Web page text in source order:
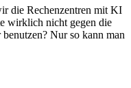
die Rechenzentren mit KI
wirklich nicht gegen die
Nur so kann man